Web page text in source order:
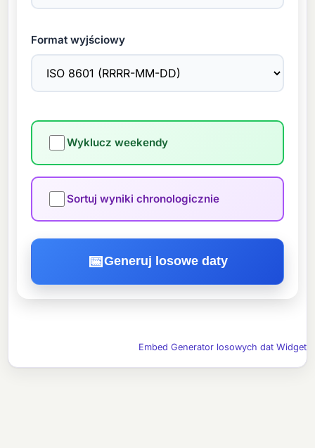
Format wyjściowy
Wyklucz weekendy
Sortuj wyniki chronologicznie
📅Generuj losowe daty
Embed Generator losowych dat Widget